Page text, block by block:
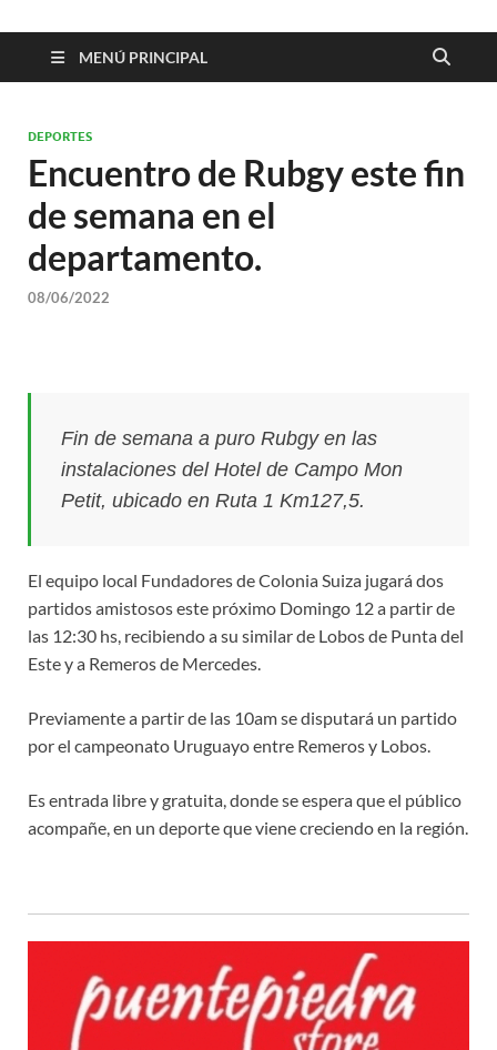
MENÚ PRINCIPAL
DEPORTES
Encuentro de Rubgy este fin
de semana en el
departamento.
08/06/2022
Fin de semana a puro Rubgy en las
instalaciones del Hotel de Campo Mon
Petit, ubicado en Ruta 1 Km127,5.
El equipo local Fundadores de Colonia Suiza jugará dos
partidos amistosos este próximo Domingo 12 a partir de
las 12:30 hs, recibiendo a su similar de Lobos de Punta del
Este y a Remeros de Mercedes.
Previamente a partir de las 10am se disputará un partido
por el campeonato Uruguayo entre Remeros y Lobos.
Es entrada libre y gratuita, donde se espera que el público
acompañe, en un deporte que viene creciendo en la región.